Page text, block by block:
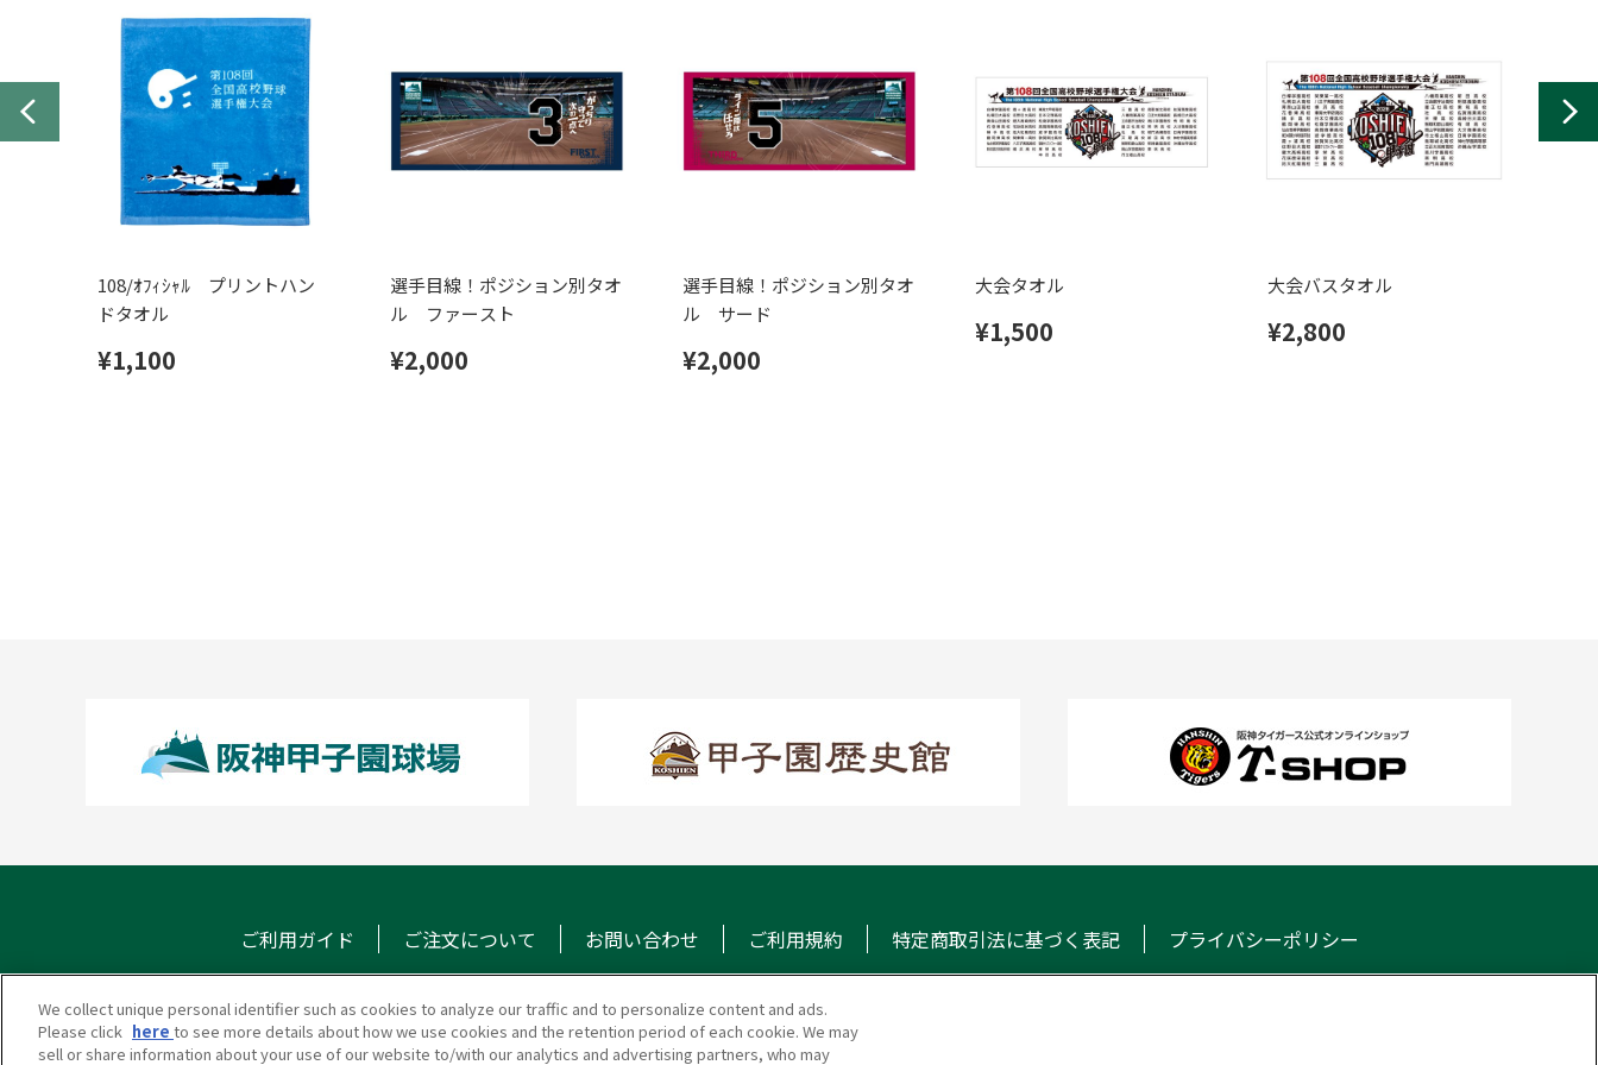
108/ｵﾌｨｼｬﾙ プリントハン
ドタオル
¥1,100
選手目線！ポジション別タオ
ル ファースト
¥2,000
選手目線！ポジション別タオ
ル サード
¥2,000
大会タオル
¥1,500
大会バスタオル
¥2,800
ご利用ガイド ご注文について お問い合わせ ご利用規約 特定商取引法に基づく表記 プライバシーポリシー
甲子園eモール メールマガジン
We collect unique personal identifier such as cookies to analyze our traffic and to personalize content and ads.
Please click here to see more details about how we use cookies and the retention period of each cookie. We may
sell or share information about your use of our website to/with our analytics and advertising partners, who may